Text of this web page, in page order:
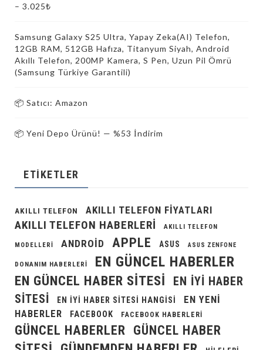
– 3.025₺
Samsung Galaxy S25 Ultra, Yapay Zeka(AI) Telefon,
12GB RAM, 512GB Hafıza, Titanyum Siyah, Android
Akıllı Telefon, 200MP Kamera, S Pen, Uzun Pil Ömrü
(Samsung Türkiye Garantili)
📦 Satıcı: Amazon
📦 Yeni Depo Ürünü! — %53 İndirim
ETIKETLER
AKILLI TELEFON AKILLI TELEFON FIYATLARI
AKILLI TELEFON HABERLERI AKILLI TELEFON
MODELLERI ANDROID APPLE ASUS ASUS ZENFONE
DONANIM HABERLERI EN GÜNCEL HABERLER
EN GÜNCEL HABER SITESI
EN IYI HABER
SITESI
EN IYI HABER SITESI HANGISI
EN YENI
HABERLER
FACEBOOK FACEBOOK HABERLERI
GÜNCEL HABERLER
GÜNCEL HABER